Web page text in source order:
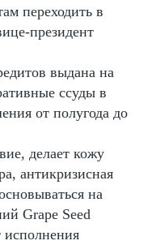
переходить в
президент
выдана на
ссуды в
от полугода до
делает кожу
антикризисная
на
Grape Seed
исполнения